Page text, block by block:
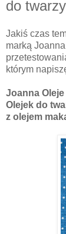
do
Jakiś czas
marką
którym
Joanna
Olejek do
z olejem